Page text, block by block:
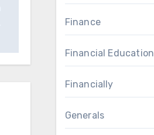
Finance
Financial Education
Financially
Generals